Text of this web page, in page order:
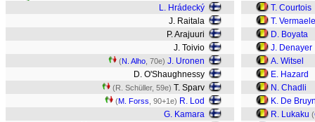
L. Hrádecký
J. Raitala
P. Arajuuri
J. Toivio
(N. Alho , 70e) J. Uronen
D. O'Shaughnessy
(R. Schüller, 59e) T. Sparv
(M. Forss , 90+1e) R. Lod
G. Kamara
T. Courtois
T.
D. Boyata
J. Denayer
A. Witsel
E. Hazard
N. Chadli
K. De
R. Lukaku (